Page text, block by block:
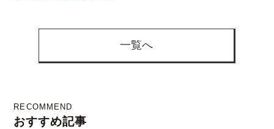
一覧へ
RECOMMEND
おすすめ記事